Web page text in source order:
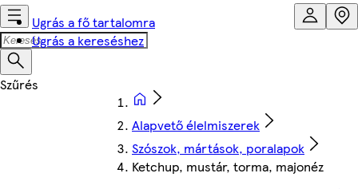
Ugrás a fő tartalomra
Ugrás a kereséshez
Alapvető élelmiszerek
Szószok, mártások, poralapok
Ketchup, mustár, torma, majonéz